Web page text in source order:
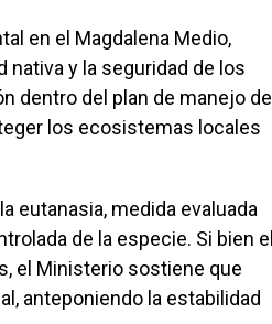
en el Magdalena Medio,
y la seguridad de los
dentro del plan de manejo de
los ecosistemas locales
eutanasia, medida evaluada
de la especie. Si bien el
el Ministerio sostiene que
anteponiendo la estabilidad